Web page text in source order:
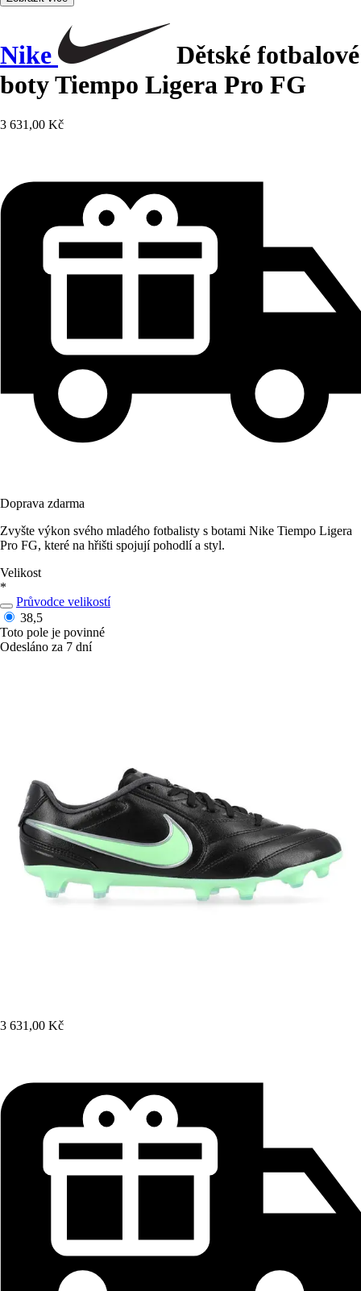
Nike
Dětské fotbalové
boty Tiempo Ligera Pro FG
3 631,00 Kč
Doprava zdarma
Zvyšte výkon svého mladého fotbalisty s botami Nike Tiempo Ligera
Pro FG, které na hřišti spojují pohodlí a styl.
Velikost
*
Průvodce velikostí
38,5
Toto pole je povinné
Odesláno za 7 dní
3 631,00 Kč